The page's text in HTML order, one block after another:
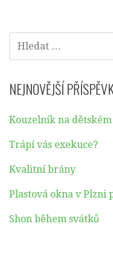
VYHLEDÁVÁNÍ
NEJNOVĚJŠÍ
Kouzelník na dětském
Trápí vás exekuce?
Kvalitní brány
Plastová okna v
Shon během svátků